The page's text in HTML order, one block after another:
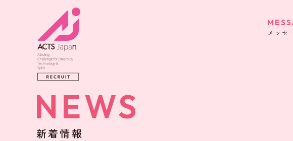
メッセ
NEWS
新着情報